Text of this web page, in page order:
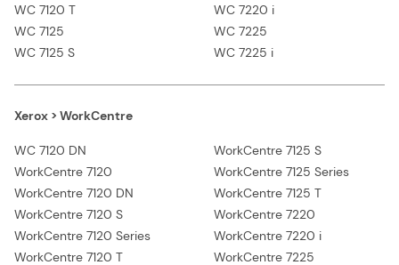
WC 7120 T
WC 7125
WC 7125 S
WC 7220 i
WC 7225
WC 7225 i
Xerox > WorkCentre
WC 7120 DN
WorkCentre 7120
WorkCentre 7120 DN
WorkCentre 7120 S
WorkCentre 7120 Series
WorkCentre 7120 T
WorkCentre 7125 S
WorkCentre 7125 Series
WorkCentre 7125 T
WorkCentre 7220
WorkCentre 7220 i
WorkCentre 7225